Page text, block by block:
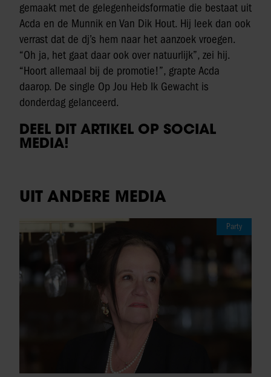
gemaakt met de gelegenheidsformatie die bestaat uit
Acda en de Munnik en Van Dik Hout. Hij leek dan ook
verrast dat de dj’s hem naar het aanzoek vroegen.
“Oh ja, het gaat daar ook over natuurlijk”, zei hij.
“Hoort allemaal bij de promotie!”, grapte Acda
daarop. De single Op Jou Heb Ik Gewacht is
donderdag gelanceerd.
DEEL DIT ARTIKEL OP SOCIAL
MEDIA!
UIT ANDERE MEDIA
Party